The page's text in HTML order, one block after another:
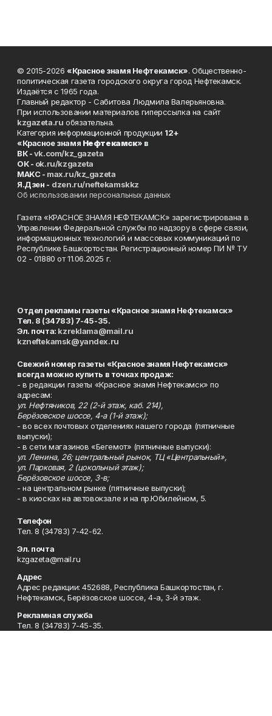
© 2015-2026 «Красное знамя Нефтекамск». Общественно-
политическая газета городского округа город Нефтекамск.
Издаётся с 1965 года.
Главный редактор - Сабитова Людмила Валерьяновна.
При использовании материалов гиперссылка на сайт
kzgazeta.ru обязательна.
Категория информационной продукции 12+
«Красное знамя Нефтекамск» в
ВК -vk.com/kz_gazeta
ОК - ok.ru/kzgazeta
MAKC - max.ru/kz_gazeta
Я.Дзен - dzen.ru/neftekamskkz
Об использовании персональных данных
Газета «КРАСНОЕ ЗНАМЯ НЕФТЕКАМСК» зарегистрирована в
Управлении Федеральной службы по надзору в сфере связи,
информационных технологий и массовых коммуникаций по
Республике Башкортостан. Регистрационный номер ПИ № ТУ
02 - 01880 от 11.06.2025 г.
Отдел рекламы газеты «Красное знамя Нефтекамск»
Тел. 8 (34783) 7-45-35.
Эл. почта: kzreklama@mail.ru
kzneftekamsk@yandex.ru
Свежий номер газеты «Красное знамя Нефтекамск»
всегда можно купить в точках продаж:
- в редакции газеты «Красное знамя Нефтекамск» по
адресам:
ул. Нефтяников, 22 (2-й этаж, каб. 214),
Берёзовское шоссе, 4-а (1-й этаж);
- во всех почтовых отделениях нашего города (пятничные
выпуски);
- в сети магазинов «Бегемот» (пятничные выпуски):
ул. Ленина, 26; центральный рынок, ТЦ «Центральный»,
ул. Парковая, 2 (цокольный этаж);
Берёзовское шоссе, 3-в;
- на центральном рынке (пятничные выпуски);
- в киосках на автовокзале и на пр.Юбилейном, 5.
Телефон
Тел. 8 (34783) 7-42-62.
Эл. почта
kzgazeta@mail.ru
Адрес
Адрес редакции: 452688, Республика Башкортостан, г.
Нефтекамск, Берёзовское шоссе, 4-а, 3-й этаж.
Рекламная служба
Тел. 8 (34783) 7-45-35.